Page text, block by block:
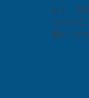
なく、共
うになる
通がしや